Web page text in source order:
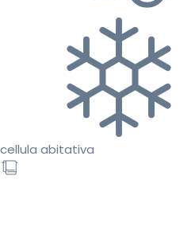
cellula abitativa